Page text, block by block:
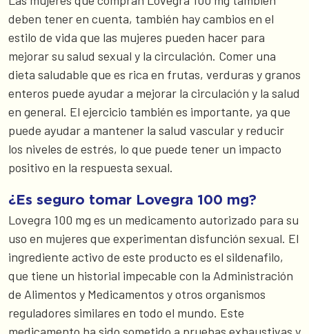
deben tener en cuenta, también hay cambios en el
estilo de vida que las mujeres pueden hacer para
mejorar su salud sexual y la circulación. Comer una
dieta saludable que es rica en frutas, verduras y granos
enteros puede ayudar a mejorar la circulación y la salud
en general. El ejercicio también es importante, ya que
puede ayudar a mantener la salud vascular y reducir
los niveles de estrés, lo que puede tener un impacto
positivo en la respuesta sexual.
¿Es seguro tomar Lovegra 100 mg?
Lovegra 100 mg es un medicamento autorizado para su
uso en mujeres que experimentan disfunción sexual. El
ingrediente activo de este producto es el sildenafilo,
que tiene un historial impecable con la Administración
de Alimentos y Medicamentos y otros organismos
reguladores similares en todo el mundo. Este